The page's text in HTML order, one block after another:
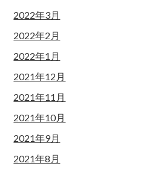
2022年3月
2022年2月
2022年1月
2021年12月
2021年11月
2021年10月
2021年9月
2021年8月